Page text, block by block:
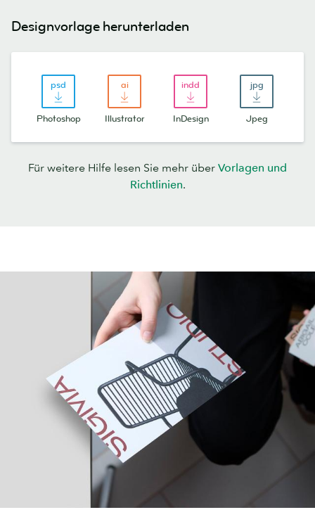
Designvorlage herunterladen
Photoshop Illustrator InDesign Jpeg
Für weitere Hilfe lesen Sie mehr über Vorlagen und
Richtlinien.